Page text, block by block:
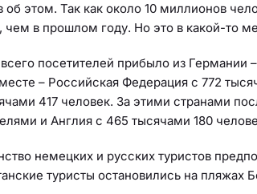
об этом. Так как около 10 миллионов
в прошлом году. Но это в какой-то
посетителей прибыло из Германии
– Российская Федерация с 772
417 человек. За этими странами
и Англия с 465 тысячами 180
немецких и русских туристов
туристы остановились на